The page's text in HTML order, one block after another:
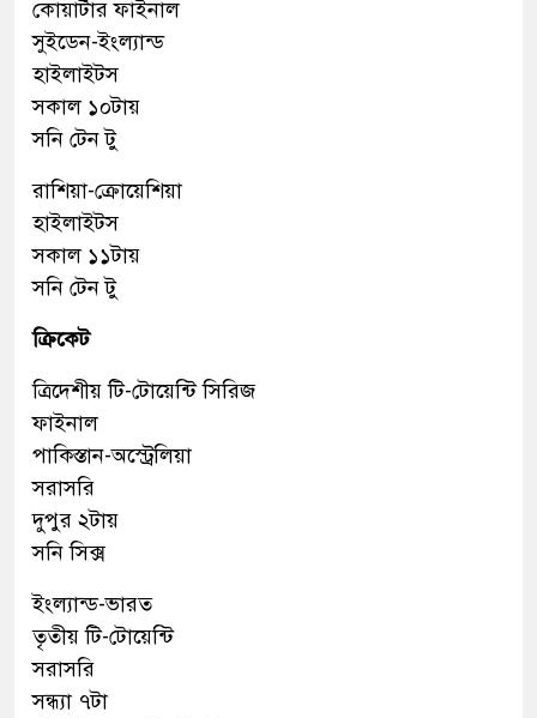
কোয়ার্টার ফাইনাল
সুইডেন-ইংল্যান্ড
হাইলাইটস
সকাল ১০টায়
সনি টেন টু
রাশিয়া-ক্রোয়েশিয়া
হাইলাইটস
সকাল ১১টায়
সনি টেন টু
ক্রিকেট
ত্রিদেশীয় টি-টোয়েন্টি সিরিজ
ফাইনাল
পাকিস্তান-অস্ট্রেলিয়া
সরাসরি
দুপুর ২টায়
সনি সিক্স
ইংল্যান্ড-ভারত
তৃতীয় টি-টোয়েন্টি
সরাসরি
সন্ধ্যা ৭টা